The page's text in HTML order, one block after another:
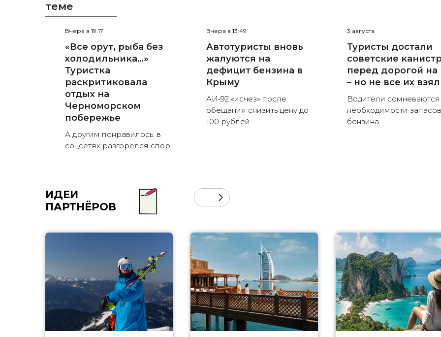
теме
Вчера в 19:17
«Все орут, рыба без
холодильника…»
Туристка
раскритиковала
отдых на
Черноморском
побережье
А другим понравилось: в
соцсетях разгорелся спор
Вчера в 13:49
Автотуристы вновь
жалуются на
дефицит бензина в
Крыму
АИ‑92 «исчез» после
обещания снизить цену до
100 рублей
3 августа
Туристы достали
советские
перед дорогой на
– но не все их
Водители сомневаются
необходимости запасов
бензина
ИДЕИ
ПАРТНЁРОВ